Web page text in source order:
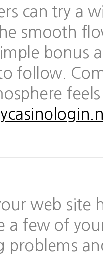
can try a
smooth
bonus
follow.
web site
a few of
problems